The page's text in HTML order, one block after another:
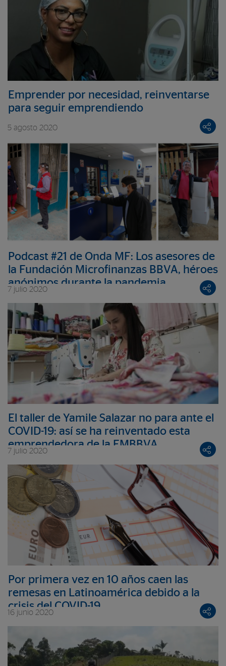
Emprender por necesidad, reinventarse
para seguir emprendiendo
5 agosto 2020
Podcast #21 de Onda MF: Los asesores de
la Fundación Microfinanzas BBVA, héroes
anónimos durante la pandemia
7 julio 2020
El taller de Yamile Salazar no para ante el
COVID-19: así se ha reinventado esta
emprendedora de la FMBBVA
7 julio 2020
Por primera vez en 10 años caen las
remesas en Latinoamérica debido a la
crisis del COVID-19
16 junio 2020